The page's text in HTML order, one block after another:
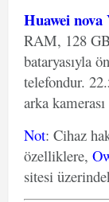
Huawei nova
RAM, 128
bataryasıyla
telefondur.
arka
Not: Cihaz
özelliklere,
sitesi